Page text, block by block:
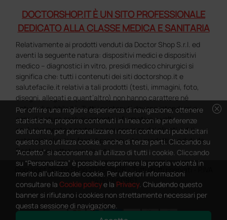
DOCTORSHOP.IT È UN SITO PROFESSIONALE
DEDICATO ALLA CLASSE MEDICA E SANITARIA
Relativamente ai prodotti venduti da Doctor Shop S.r.l. ed
aventi la seguente natura: dispositivi medici e dispositivi
medico – diagnostici in vitro, presidi medico chirurgici si
significa che: tutti i contenuti dei siti doctorshop.it e
salutefacile.it relativi a tali prodotti (testi, immagini, foto,
disegni, allegati e quant’altro) non hanno carattere né
natura di pubblicità. Tutti i contenuti devono intendersi e
sono di natura esclusivamente informativa e volti
esclusivamente a portare a conoscenza dei clienti e dei
potenziali clienti in fase di preacquisto i prodotti venduti da
Doctorshop attraverso la rete.
Copyright DoctorShop 2005-2026 - Tutti diritti riservati - P.IVA
04760660961
cancel
Per offrire una migliore esperienza di navigazione, ottenere
statistiche, proporre contenuti in linea con le preferenze
dell'utente, per personalizzare i nostri contenuti pubblicitari
questo sito utilizza cookie, anche di terze parti. Cliccando su
“Accetto” si acconsente all'utilizzo di tutti i cookie. Cliccando
su “Personalizza” è possibile esprimere la propria volontà in
merito all'utilizzo dei cookie. Per ulteriori informazioni
consultare la Cookie policye la Privacy. Chiudendo questo
banner si rifiutano i cookies non strettamente necessari per
questa sessione di navigazione.